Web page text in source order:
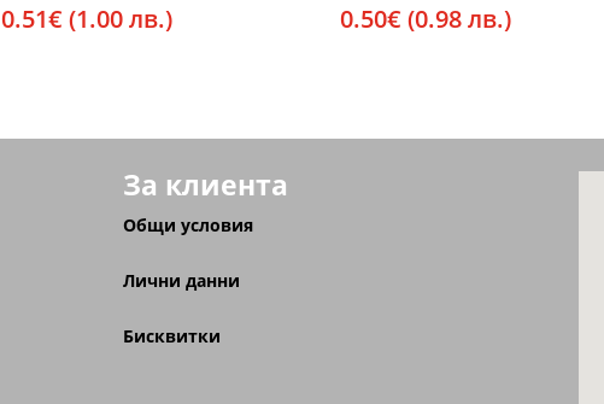
0.51€ (1.00 лв.) 0.50€ (0.98 лв.)
За клиента
Общи условия
Лични данни
Бисквитки